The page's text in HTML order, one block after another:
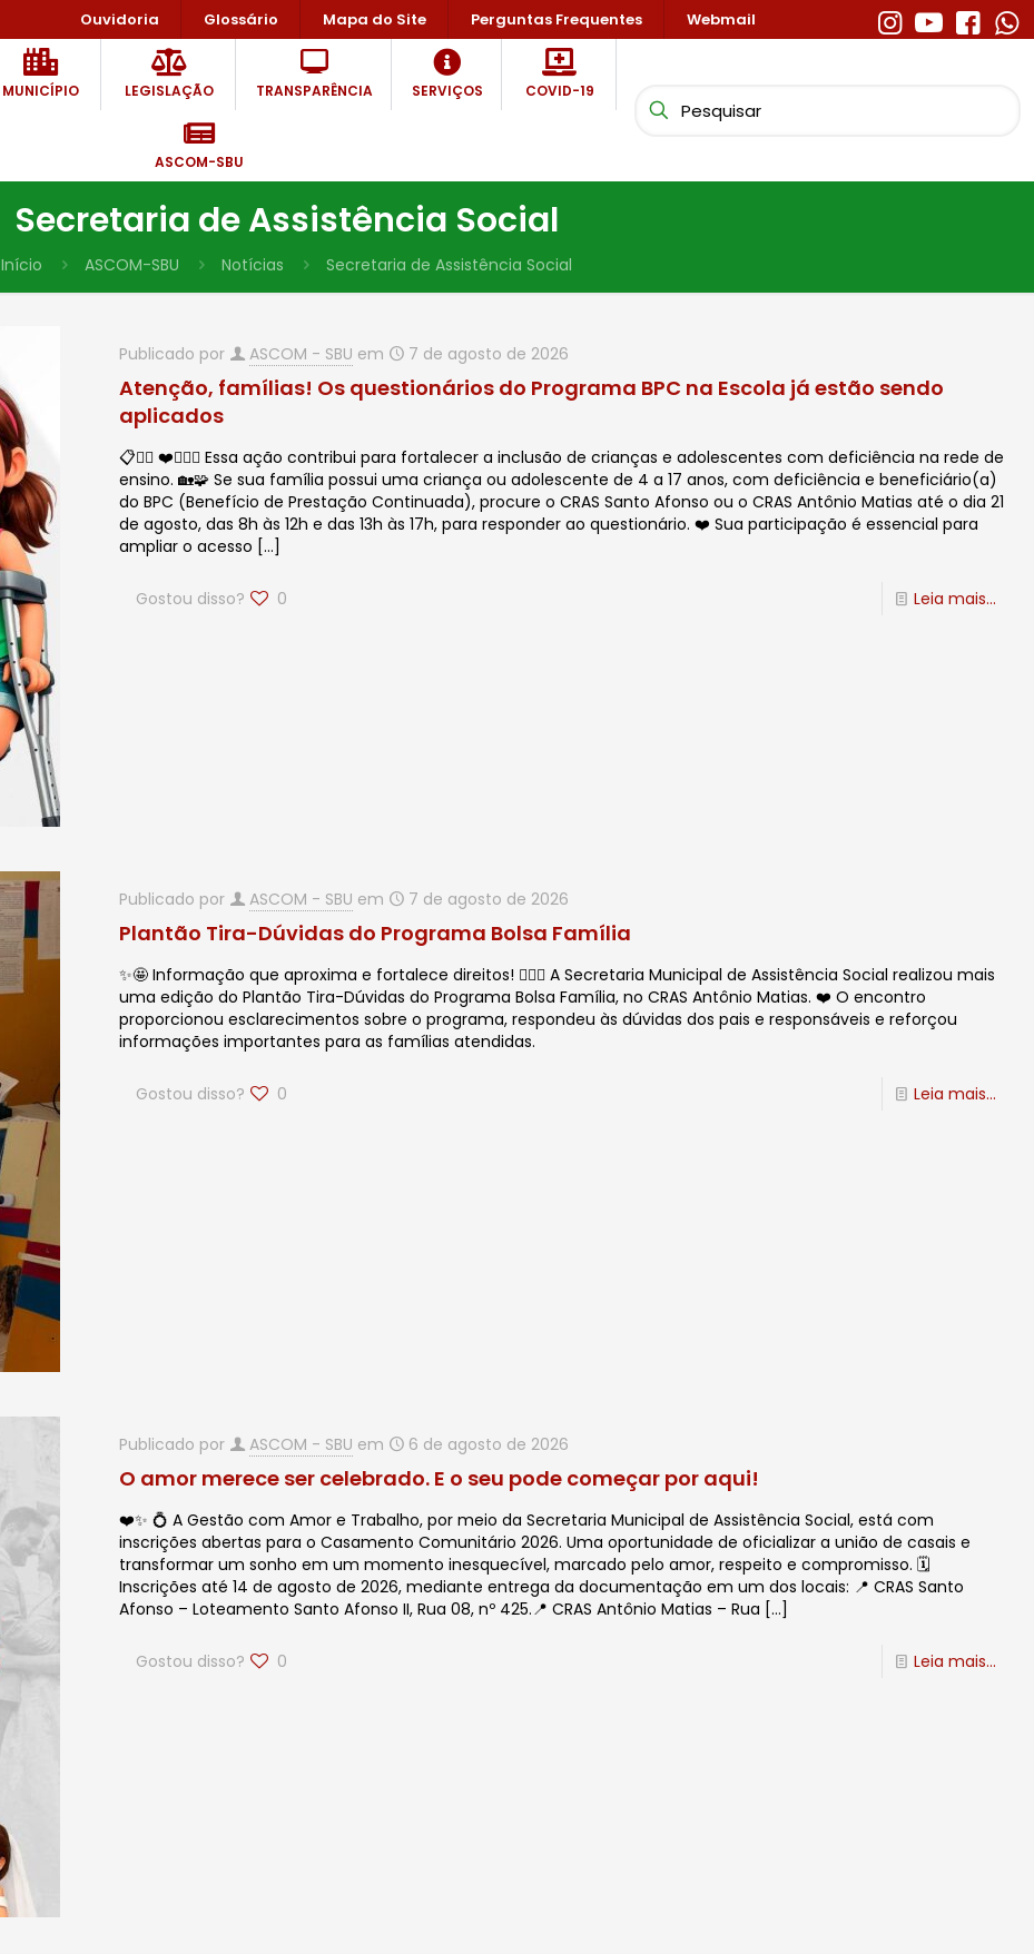
Ouvidoria Glossário Mapa do Site Perguntas Frequentes Webmail
MUNICÍPIO LEGISLAÇÃO TRANSPARÊNCIA SERVIÇOS COVID-19
ASCOM-SBU
Secretaria de Assistência Social
Início ASCOM-SBU Notícias Secretaria de Assistência Social
Publicado por ASCOM - SBU em 7 de agosto de 2026
Atenção, famílias! Os questionários do Programa BPC na Escola já estão sendo
aplicados
📋✍🏻 ❤️🙋🏻‍♂️ Essa ação contribui para fortalecer a inclusão de crianças e adolescentes com deficiência na rede de
ensino. 🏡🧩 Se sua família possui uma criança ou adolescente de 4 a 17 anos, com deficiência e beneficiário(a)
do BPC (Benefício de Prestação Continuada), procure o CRAS Santo Afonso ou o CRAS Antônio Matias até o dia 21
de agosto, das 8h às 12h e das 13h às 17h, para responder ao questionário. ❤️ Sua participação é essencial para
ampliar o acesso […]
Gostou disso? 0 Leia mais...
Publicado por ASCOM - SBU em 7 de agosto de 2026
Plantão Tira-Dúvidas do Programa Bolsa Família
✨🤩 Informação que aproxima e fortalece direitos! 🙋🏻‍♂️ A Secretaria Municipal de Assistência Social realizou mais
uma edição do Plantão Tira-Dúvidas do Programa Bolsa Família, no CRAS Antônio Matias. ❤️ O encontro
proporcionou esclarecimentos sobre o programa, respondeu às dúvidas dos pais e responsáveis e reforçou
informações importantes para as famílias atendidas.
Gostou disso? 0 Leia mais...
Publicado por ASCOM - SBU em 6 de agosto de 2026
O amor merece ser celebrado. E o seu pode começar por aqui!
❤️✨ 💍 A Gestão com Amor e Trabalho, por meio da Secretaria Municipal de Assistência Social, está com
inscrições abertas para o Casamento Comunitário 2026. Uma oportunidade de oficializar a união de casais e
transformar um sonho em um momento inesquecível, marcado pelo amor, respeito e compromisso. 🗓️
Inscrições até 14 de agosto de 2026, mediante entrega da documentação em um dos locais: 📍 CRAS Santo
Afonso – Loteamento Santo Afonso II, Rua 08, nº 425.📍 CRAS Antônio Matias – Rua […]
Gostou disso? 0 Leia mais...